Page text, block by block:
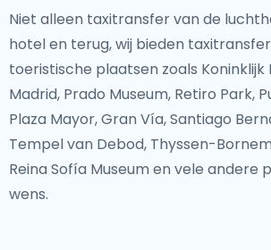
Niet alleen taxitransfer van de
hotel en terug, wij bieden
toeristische plaatsen zoals Koninklijk
Madrid, Prado Museum, Retiro Park,
Plaza Mayor, Gran Vía, Santiago
Tempel van Debod, Thyssen-
Reina Sofía Museum en vele andere
wens.